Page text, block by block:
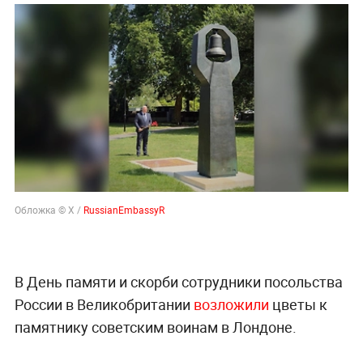
Обложка © Х / RussianEmbassyR
В День памяти и скорби сотрудники посольства
России в Великобритании возложили цветы к
памятнику советским воинам в Лондоне.